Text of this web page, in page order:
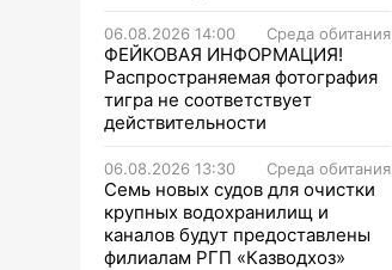
06.08.2026 14:00 Среда обитания
ФЕЙКОВАЯ ИНФОРМАЦИЯ!
Распространяемая фотография
тигра не соответствует
действительности
06.08.2026 13:30 Среда обитания
Семь новых судов для очистки
крупных водохранилищ и
каналов будут предоставлены
филиалам РГП «Казводхоз»